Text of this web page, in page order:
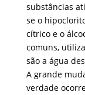
substâncias
se o
cítrico e o
comuns,
são a água
A grande
verdade